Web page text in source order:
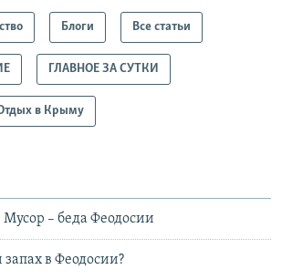
Блоги Все статьи
ГЛАВНОЕ ЗА СУТКИ
в Крыму
– беда Феодосии
в Феодосии?